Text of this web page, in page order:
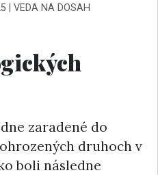
| VEDA NA DOSAH
zaradené do
druhoch v
boli následne